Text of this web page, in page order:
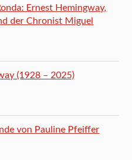
Ernest Hemingway,
der Chronist Miguel
(1928 – 2025)
von Pauline Pfeiffer